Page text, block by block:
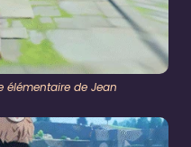
élémentaire de Jean